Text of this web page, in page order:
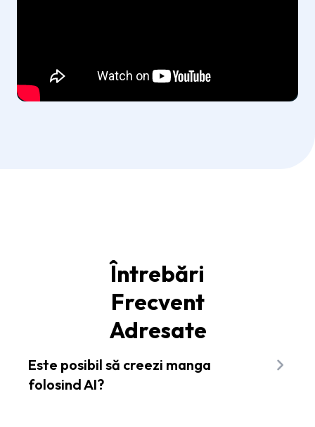
Întrebări
Frecvent
Adresate
Este posibil să creezi manga
folosind AI?